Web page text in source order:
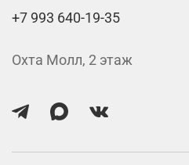
+7 993 640-19-35
Охта Молл, 2 этаж